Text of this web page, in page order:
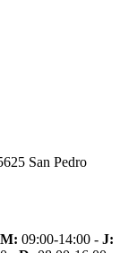
San Pedro
M: 09:00-14:00 - J: